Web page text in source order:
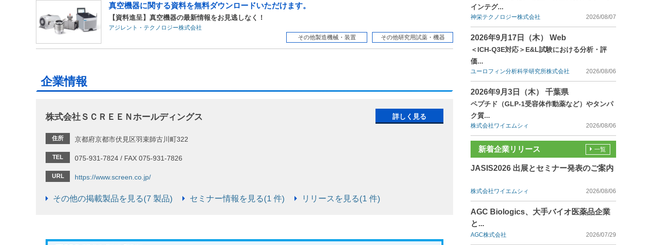
真空機器に関する資料を無料ダウンロードいただけます。
【資料進呈】真空機器の最新情報をお見逃しなく！
アジレント・テクノロジー株式会社
その他製造機械・装置
その他研究用試薬・機器
企業情報
株式会社ＳＣＲＥＥＮホールディングス
住所 京都府京都市伏見区羽束師古川町322
TEL 075-931-7824 / FAX 075-931-7826
URL https://www.screen.co.jp/
その他の掲載製品を見る(7 製品) セミナー情報を見る(1 件) リリースを見る(1 件)
詳しく見る
インテグ...
神栄テクノロジー株式会社 2026/08/07
2026年9月17日（木） Web
＜ICH-Q3E対応＞E&L試験における分析・評
価...
ユーロフィン分析科学研究所株式会社 2026/08/06
2026年9月3日（木） 千葉県
ペプチド（GLP-1受容体作動薬など）やタンパ
ク質...
株式会社ワイエムシィ 2026/08/06
新着企業リリース
JASIS2026 出展とセミナー発表のご案内
株式会社ワイエムシィ 2026/08/06
AGC Biologics、大手バイオ医薬品企業
と...
AGC株式会社 2026/07/29
一覧